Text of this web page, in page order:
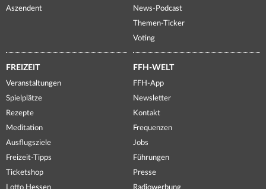
Aszendent
News-Podcast
Themen-Ticker
Voting
FREIZEIT
Veranstaltungen
Spielplätze
Rezepte
Meditation
Ausflugsziele
Freizeit-Tipps
Ticketshop
Lotto Hessen
FFH-WELT
FFH-App
Newsletter
Kontakt
Frequenzen
Jobs
Führungen
Presse
Radiowerbung